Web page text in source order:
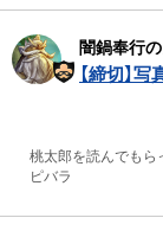
闇鍋奉行
【締切】
桃太郎を読んでもら
ピバラ